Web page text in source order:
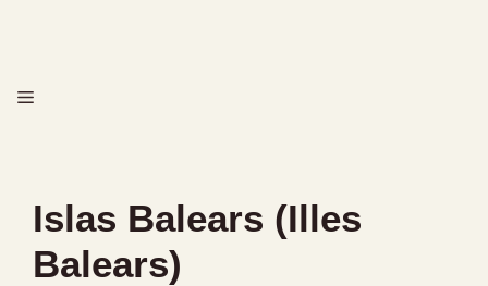
MENÚ
Islas Balears (Illes
Balears)